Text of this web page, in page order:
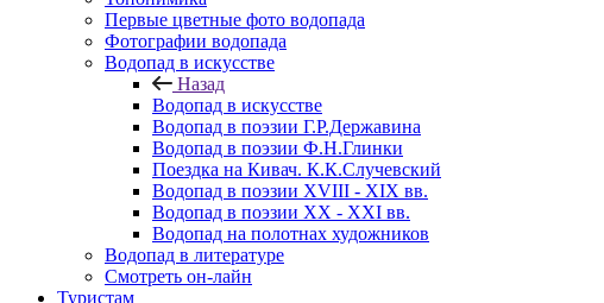
Первые цветные фото водопада
Фотографии водопада
Водопад в искусстве
Назад
Водопад в искусстве
Водопад в поэзии Г.Р.Державина
Водопад в поэзии Ф.Н.Глинки
Поездка на Кивач. К.К.Случевский
Водопад в поэзии XVIII - XIX вв.
Водопад в поэзии XX - XXI вв.
Водопад на полотнах художников
Водопад в литературе
Смотреть он-лайн
Туристам